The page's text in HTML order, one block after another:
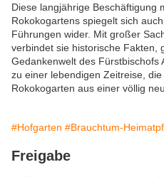
Diese langjährige Beschäftigung
Rokokogartens spiegelt sich
Führungen wider. Mit großer
verbindet sie historische Fakten,
Gedankenwelt des Fürstbischofs
zu einer lebendigen Zeitreise,
Rokokogarten aus einer völlig
#Hofgarten #Brauchtum-
Freigabe